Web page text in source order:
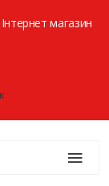
Інтернет магазин